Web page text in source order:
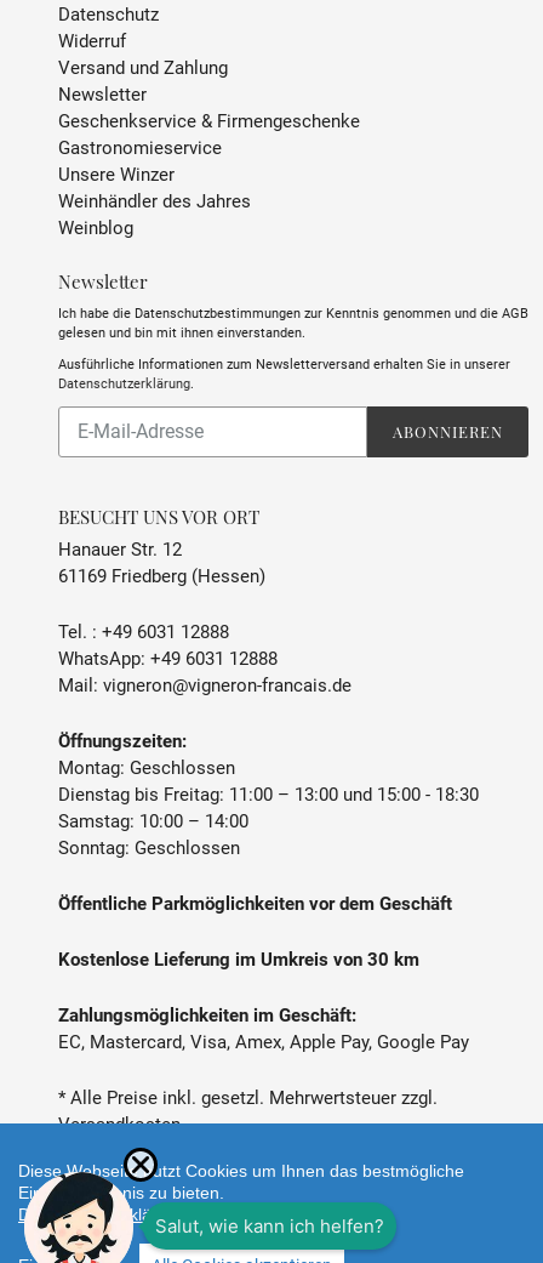
Datenschutz
Widerruf
Versand und Zahlung
Newsletter
Geschenkservice & Firmengeschenke
Gastronomieservice
Unsere Winzer
Weinhändler des Jahres
Weinblog
Newsletter
Ich habe die Datenschutzbestimmungen zur Kenntnis genommen und die AGB
gelesen und bin mit ihnen einverstanden.
Ausführliche Informationen zum Newsletterversand erhalten Sie in unserer
Datenschutzerklärung.
unsere
ABONNIEREN
BESUCHT UNS VOR ORT
Hanauer Str. 12
61169 Friedberg (Hessen)
Tel. : +49 6031 12888
WhatsApp: +49 6031 12888
Mail: vigneron@vigneron-francais.de
Öffnungszeiten:
Montag: Geschlossen
Dienstag bis Freitag: 11:00 – 13:00 und 15:00 - 18:30
Samstag: 10:00 – 14:00
Sonntag: Geschlossen
Öffentliche Parkmöglichkeiten vor dem Geschäft
Kostenlose Lieferung im Umkreis von 30 km
Zahlungsmöglichkeiten im Geschäft:
EC, Mastercard, Visa, Amex, Apple Pay, Google Pay
* Alle Preise inkl. gesetzl. Mehrwertsteuer zzgl.
Versandkosten
Diese Webseite nutzt Cookies um Ihnen das bestmögliche
Einkaufserlebnis zu bieten.
Datenschutzerklärung